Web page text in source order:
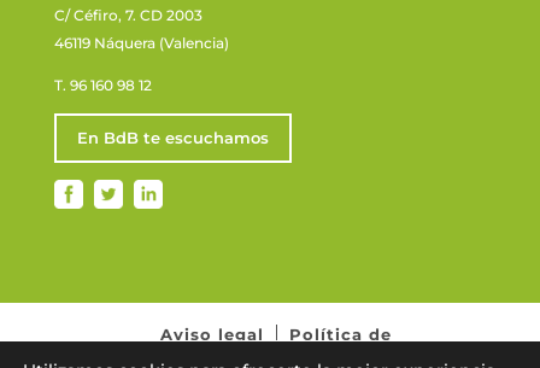
C/ Céfiro, 7. CD 2003
46119 Náquera (Valencia)
T. 96 160 98 12
En BdB te escuchamos
Aviso legal
Política de
privacidad
Normativa de cookies